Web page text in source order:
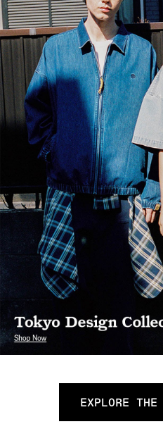
EXPLORE